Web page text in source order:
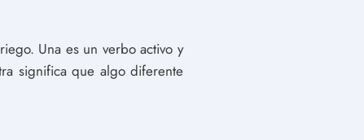
Una es un verbo activo y
significa que algo diferente